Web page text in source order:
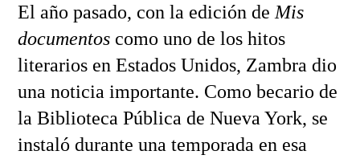
El año pasado, con la edición de Mis
documentoscomo uno de los hitos
literarios en Estados Unidos, Zambra dio
una noticia importante. Como becario de
la Biblioteca Pública de Nueva York, se
instaló durante una temporada en esa